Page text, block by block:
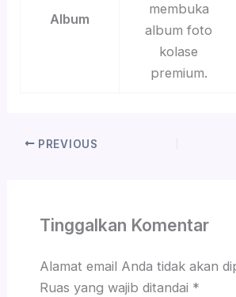
Album
membuka
album foto
kolase
premium.
PREVIOUS
Tinggalkan Komentar
Alamat email Anda tidak akan
Ruas yang wajib ditandai *